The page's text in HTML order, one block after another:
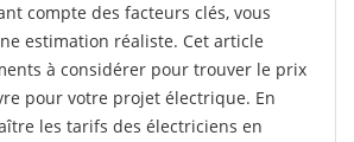
compte des facteurs clés, vous
estimation réaliste. Cet article
à considérer pour trouver le prix
pour votre projet électrique. En
les tarifs des électriciens en